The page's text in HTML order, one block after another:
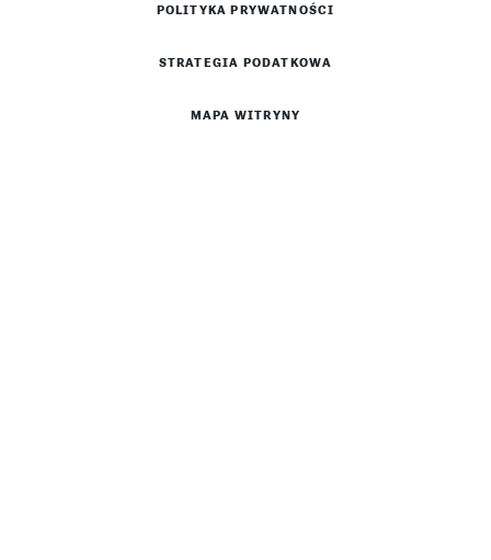
POLITYKA PRYWATNOŚCI
STRATEGIA PODATKOWA
MAPA WITRYNY